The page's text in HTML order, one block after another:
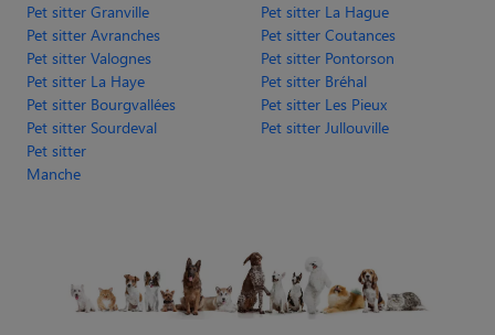
Pet sitter Granville
Pet sitter La Hague
Pet sitter Avranches
Pet sitter Coutances
Pet sitter Valognes
Pet sitter Pontorson
Pet sitter La Haye
Pet sitter Bréhal
Pet sitter Bourgvallées
Pet sitter Les Pieux
Pet sitter Sourdeval
Pet sitter Jullouville
Pet sitter
Manche